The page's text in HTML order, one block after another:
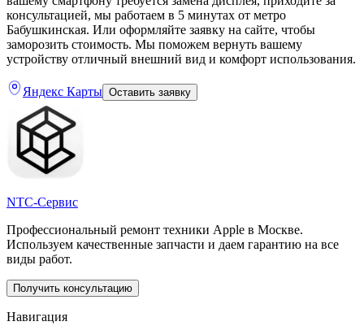
консультацией, мы работаем в 5 минутах от метро
Бабушкинская. Или оформляйте заявку на сайте, чтобы
заморозить стоимость. Мы поможем вернуть вашему
устройству отличный внешний вид и комфорт использования.
Яндекс Карты Оставить заявку
NTC-Сервис
Профессиональный ремонт техники Apple в Москве.
Используем качественные запчасти и даем гарантию на все
виды работ.
Получить консультацию
Навигация